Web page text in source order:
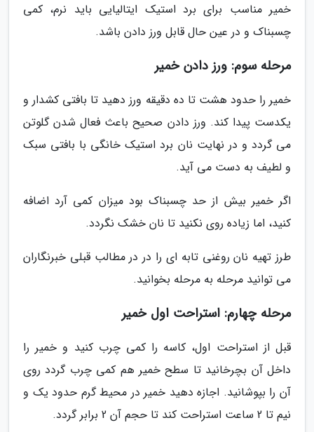
خمیر مناسب برای برد استیک ایتالیایی باید نرم، کمی
چسبناک و در عین حال قابل ورز دادن باشد.
مرحله سوم: ورز دادن خمیر
خمیر را حدود هشت تا ده دقیقه ورز دهید تا بافتی کشدار و
یکدست پیدا کند. ورز دادن صحیح باعث فعال شدن گلوتن
می گردد و در نهایت نان برد استیک خانگی با بافتی سبک
و لطیف به دست می آید.
اگر خمیر بیش از حد چسبناک بود میزان کمی آرد اضافه
کنید، اما زیاده روی نکنید تا نان خشک نگردد.
طرز تهیه نان روغنی تابه ای را در در مطالب قبلی خبرنگاران
می توانید مرحله به مرحله بخوانید.
مرحله چهارم: استراحت اول خمیر
قبل از استراحت اول، کاسه را کمی چرب کنید و خمیر را
داخل آن بچرخانید تا سطح خمیر هم کمی چرب گردد روی
آن را بپوشانید. اجازه دهید خمیر در محیط گرم حدود یک و
نیم تا 2 ساعت استراحت کند تا حجم آن 2 برابر گردد.